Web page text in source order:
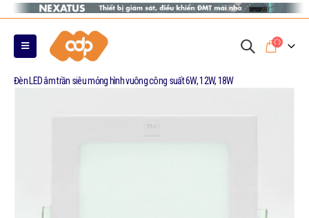
Đèn LED âm trần siêu mỏng hình vuông công suất 6W, 12W, 18W